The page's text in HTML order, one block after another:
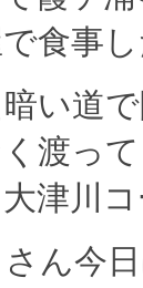
食事し
い道
渡っ
津川
ん今